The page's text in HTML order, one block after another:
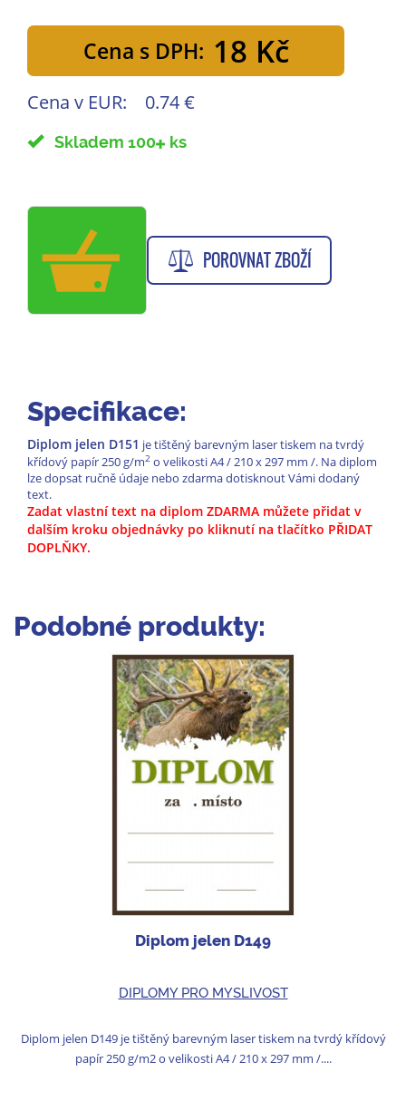
Cena s DPH: 18 Kč
Cena v EUR: 0.74 €
Skladem 100 ks
POROVNAT ZBOŽÍ
Specifikace:
Diplom jelen D151 je tištěný barevným laser tiskem na tvrdý
křídový papír 250 g/m2 o velikosti A4 / 210 x 297 mm /. Na diplom
lze dopsat ručně údaje nebo zdarma dotisknout Vámi dodaný
text.
Zadat vlastní text na diplom ZDARMA můžete přidat v
dalším kroku objednávky po kliknutí na tlačítko PŘIDAT
DOPLŇKY.
Podobné produkty:
Diplom jelen D149
DIPLOMY PRO MYSLIVOST
Diplom jelen D149 je tištěný barevným laser tiskem na tvrdý křídový
papír 250 g/m2 o velikosti A4 / 210 x 297 mm /....